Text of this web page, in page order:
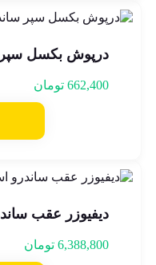
درپوش بکسل سپر
662,400 تومان
دیفیوزر عقب
6,388,800 تومان